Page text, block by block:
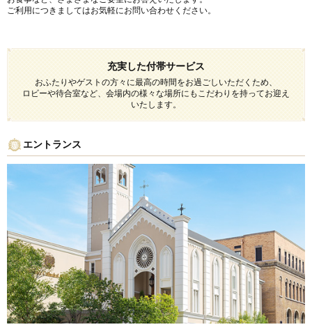
ご利用につきましてはお気軽にお問い合わせください。
充実した付帯サービス
おふたりやゲストの方々に最高の時間をお過ごしいただくため、
ロビーや待合室など、会場内の様々な場所にもこだわりを持ってお迎え
いたします。
エントランス